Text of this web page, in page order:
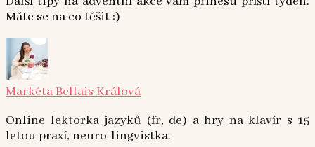
Máte se na co těšit :)
Markéta Bellais Králová
Online lektorka jazyků (fr, de) a hry na klavír s 15
letou praxí, neuro-lingvistka.